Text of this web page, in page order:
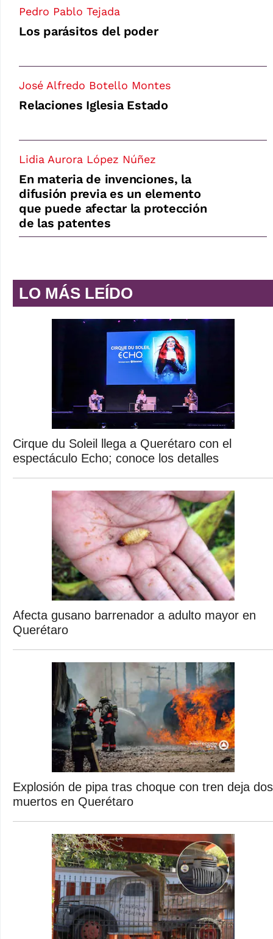
Pedro Pablo Tejada
Los parásitos del poder
José Alfredo Botello Montes
Relaciones Iglesia Estado
Lidia Aurora López Núñez
En materia de invenciones, la
difusión previa es un elemento
que puede afectar la protección
de las patentes
LO MÁS LEÍDO
Cirque du Soleil llega a Querétaro con el
espectáculo Echo; conoce los detalles
Afecta gusano barrenador a adulto mayor en
Querétaro
Explosión de pipa tras choque con tren deja dos
muertos en Querétaro